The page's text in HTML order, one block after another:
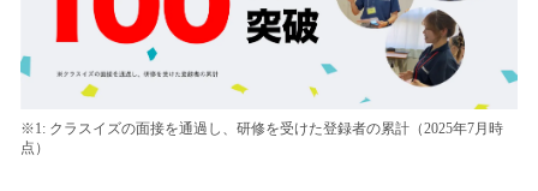
※1: クラスイズの面接を通過し、研修を受けた登録者の累計（2025年7月時
点）